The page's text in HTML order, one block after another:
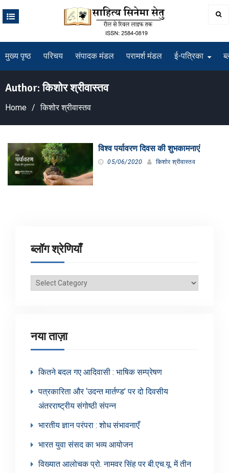
मुख्य पृष्ठ परिचय संपादक मंडल परामर्श मंडल ई-पत्रिका
Author:किशोर श्रीवास्तव
Home किशोर श्रीवास्तव
विश्व पर्यावरण दिवस की शुभकामनाएं
05/06/2020 किशोर श्रीवास्तव
ब्लॉग श्रेणियाँ
ब्लॉग
नया ताज़ा
कितने बदल गए आदिवासी : भाषिक सम्प्रेषण
पत्रकारिता और ‘उदन्त मार्तण्ड’ पर दो दिवसीय
अंतरराष्ट्रीय संगोष्ठी संपन्न
भारतीय ज्ञान परंपरा : शोध संभावनाएँ
भारत युवा संसद का भव्य आयोजन
विख्यात आलोचक प्रो. नामवर सिंह पर बी.एच.यू. में तीन